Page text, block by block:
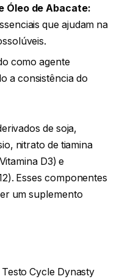
Óleo de Abacate:
que ajudam na
como agente
a consistência do
de soja,
nitrato de tiamina
D3) e
Esses componentes
um suplemento
Cycle Dynasty